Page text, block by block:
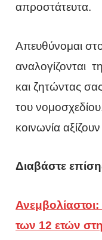
απροστάτευτα.
Απευθύνομαι
αναλογίζονται
και ζητώντας
του
κοινωνία
Διαβάστε
Ανεμβολίαστοι:
των 12 ετών